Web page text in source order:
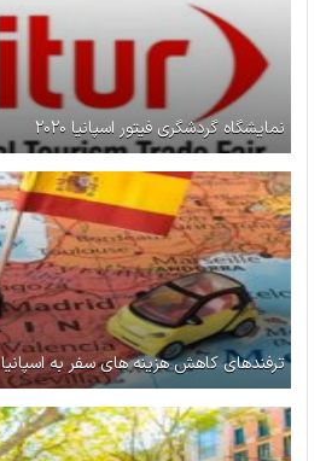
نمایشگاه گردشگری فیتور اسپانیا ۲۰۲۰
ترفندهای کاهش هزینه های سفر به اسپانیا